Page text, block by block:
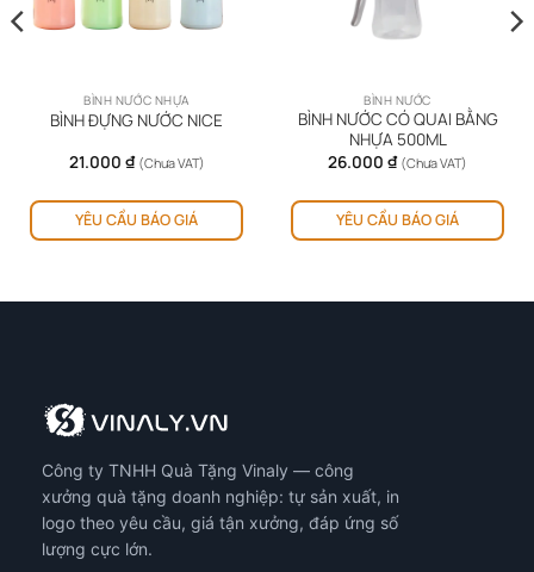
BÌNH NƯỚC NHỰA
BÌNH ĐỰNG NƯỚC NICE
21.000 ₫ (Chưa VAT)
YÊU CẦU BÁO GIÁ
BÌNH NƯỚC
BÌNH NƯỚC CÓ QUAI BẰNG
NHỰA 500ML
26.000 ₫ (Chưa VAT)
YÊU CẦU BÁO GIÁ
Công ty TNHH Quà Tặng Vinaly — công
xưởng quà tặng doanh nghiệp: tự sản xuất, in
logo theo yêu cầu, giá tận xưởng, đáp ứng số
lượng cực lớn.